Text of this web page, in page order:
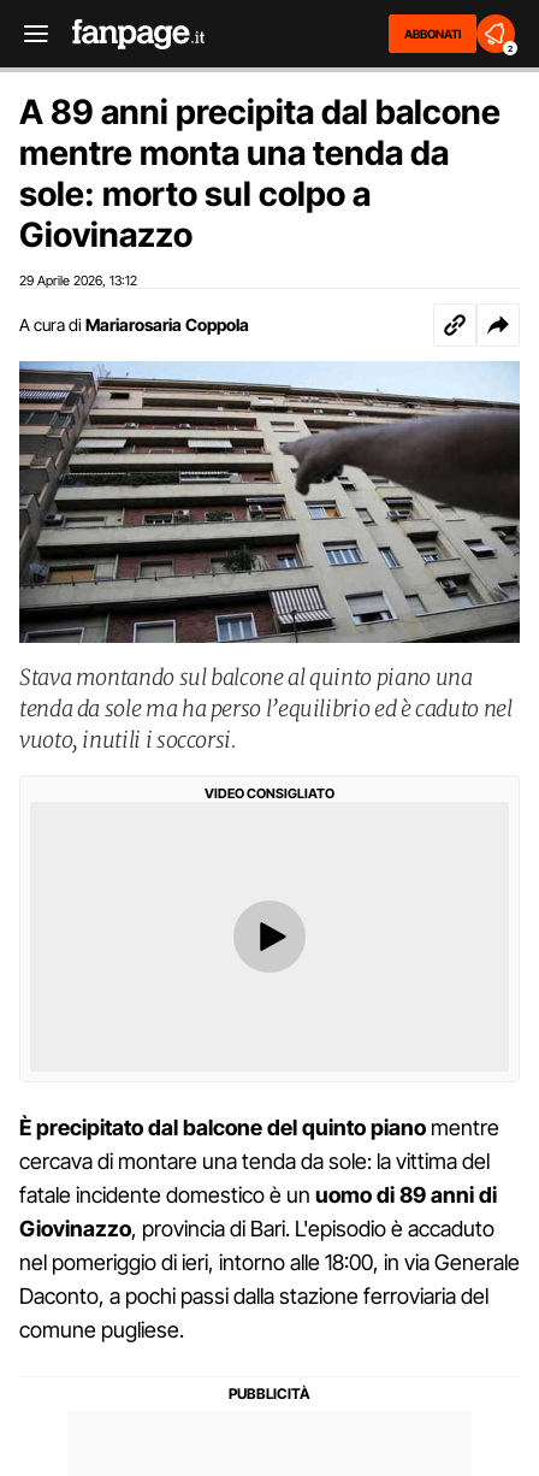
ABBONATI
2
A 89 anni precipita dal balcone
mentre monta una tenda da
sole: morto sul colpo a
Giovinazzo
29 Aprile 2026 13:12
A cura di Mariarosaria Coppola
Stava montando sul balcone al quinto piano una
tenda da sole ma ha perso l’equilibrio ed è caduto nel
vuoto, inutili i soccorsi.
VIDEO CONSIGLIATO
È precipitato dal balcone del quinto piano mentre
cercava di montare una tenda da sole: la vittima del
fatale incidente domestico è un uomo di 89 anni di
Giovinazzo, provincia di Bari. L'episodio è accaduto
nel pomeriggio di ieri, intorno alle 18:00, in via Generale
Daconto, a pochi passi dalla stazione ferroviaria del
comune pugliese.